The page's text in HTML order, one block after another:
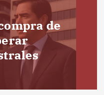
de